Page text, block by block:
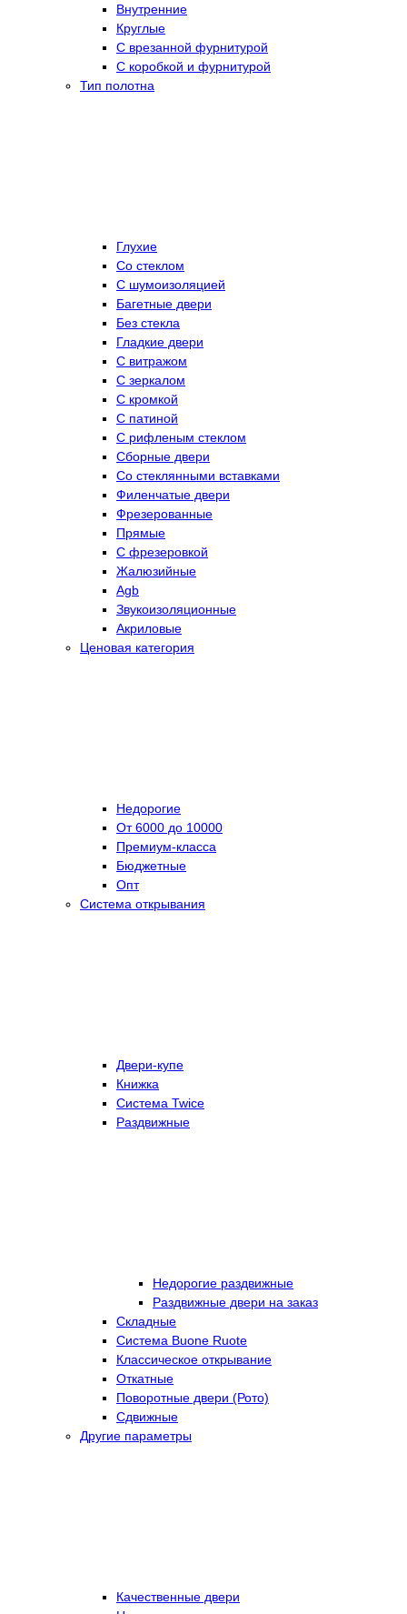
Внутренние
Круглые
С врезанной фурнитурой
С коробкой и фурнитурой
Тип полотна
Глухие
Со стеклом
C шумоизоляцией
Багетные двери
Без стекла
Гладкие двери
С витражом
С зеркалом
С кромкой
С патиной
С рифленым стеклом
Сборные двери
Со стеклянными вставками
Филенчатые двери
Фрезерованные
Прямые
С фрезеровкой
Жалюзийные
Agb
Звукоизоляционные
Акриловые
Ценовая категория
Недорогие
От 6000 до 10000
Премиум-класса
Бюджетные
Опт
Система открывания
Двери-купе
Книжка
Система Twice
Раздвижные
Недорогие раздвижные
Раздвижные двери на заказ
Складные
Cистема Buone Ruote
Классическое открывание
Откатные
Поворотные двери (Рото)
Сдвижные
Другие параметры
Качественные двери